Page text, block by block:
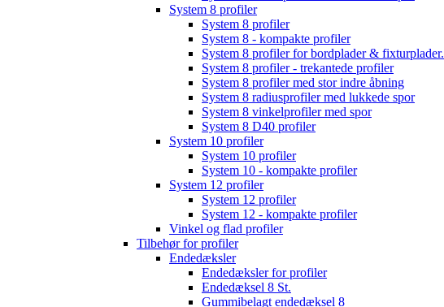
System 8 profiler
System 8 profiler
System 8 - kompakte profiler
System 8 profiler for bordplader & fixturplader.
System 8 profiler - trekantede profiler
System 8 profiler med stor indre åbning
System 8 radiusprofiler med lukkede spor
System 8 vinkelprofiler med spor
System 8 D40 profiler
System 10 profiler
System 10 profiler
System 10 - kompakte profiler
System 12 profiler
System 12 profiler
System 12 - kompakte profiler
Vinkel og flad profiler
Tilbehør for profiler
Endedæksler
Endedæksler for profiler
Endedæksel 8 St.
Gummibelagt endedæksel 8